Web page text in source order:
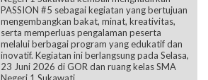
PASSION #5 sebagai kegiatan yang bertujuan
mengembangkan bakat, minat, kreativitas,
serta memperluas pengalaman peserta
melalui berbagai program yang edukatif dan
inovatif. Kegiatan ini berlangsung pada Selasa,
23 Juni 2026 di GOR dan ruang kelas SMA
Negeri 1 Sukawati.